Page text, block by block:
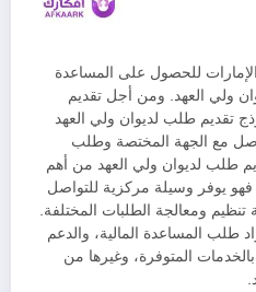
للحصول على المساعدة
ولي العهد. ومن أجل تقديم
تقديم طلب لديوان ولي العهد
مع الجهة المختصة وطلب
طلب لديوان ولي العهد من أهم
فهو يوفر وسيلة مركزية للتواصل
ومعالجة الطلبات المختلفة.
طلب المساعدة المالية، والدعم
المتوفرة، وغيرها من